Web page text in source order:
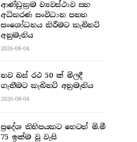
ආණ්ඩුක්‍රම ව්‍යවස්ථාව සහ
අධිකරණ සංවිධාන පනත
සංශෝධනය කිරීමට කැබිනට්
අනුමැතිය
2026-08-04
නව බස් රථ 50 ක් මිලදී
ගැනීමට කැබිනට් අනුමැතිය
2026-08-04
ප්‍රදේශ කිහිපයකට හෙටත් මි.මී
75 ඉක්ම වූ වැසි